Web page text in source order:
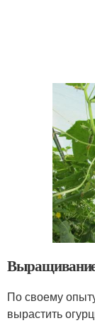
Выращивание
По своему
вырастить